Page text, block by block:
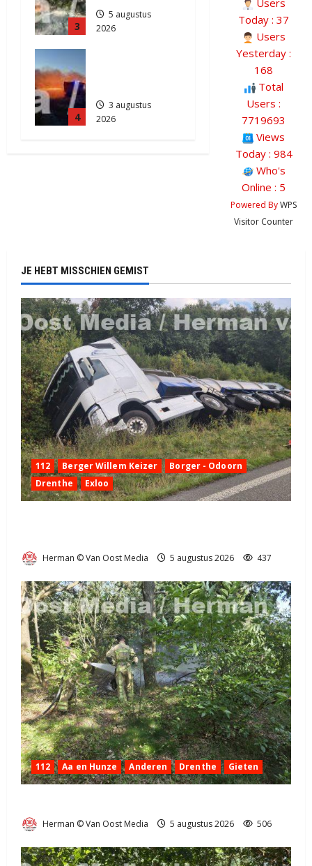
3
5 augustus
2026
4
3 augustus
2026
Today : 37
Users
Yesterday :
168
Total
Users :
7719693
Views
Today : 984
Who's
Online : 5
Powered ByWPS
Visitor Counter
JE HEBT MISSCHIEN GEMIST
112 Berger Willem Keizer
Borger - Odoorn
Drenthe
Exloo
Herman © Van Oost Media 5 augustus 2026 437
112 Aa en Hunze Anderen Drenthe Gieten
Herman © Van Oost Media 5 augustus 2026 506